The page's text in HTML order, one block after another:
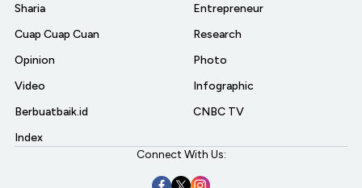
Sharia
Cuap Cuap Cuan
Opinion
Video
Berbuatbaik.id
Index
Entrepreneur
Research
Photo
Infographic
CNBC TV
Connect With Us: